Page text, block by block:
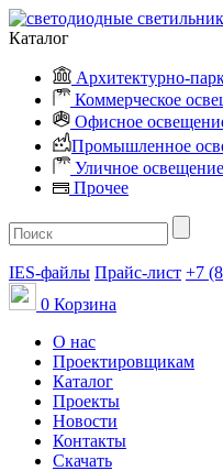
Каталог
Архитектурно-
Коммерческое
Офисное
Промышленное
Уличное освещение
Прочее
IES-файлы Прайс-лист +7
0 Корзина
О нас
Проектировщикам
Каталог
Проекты
Новости
Контакты
Скачать